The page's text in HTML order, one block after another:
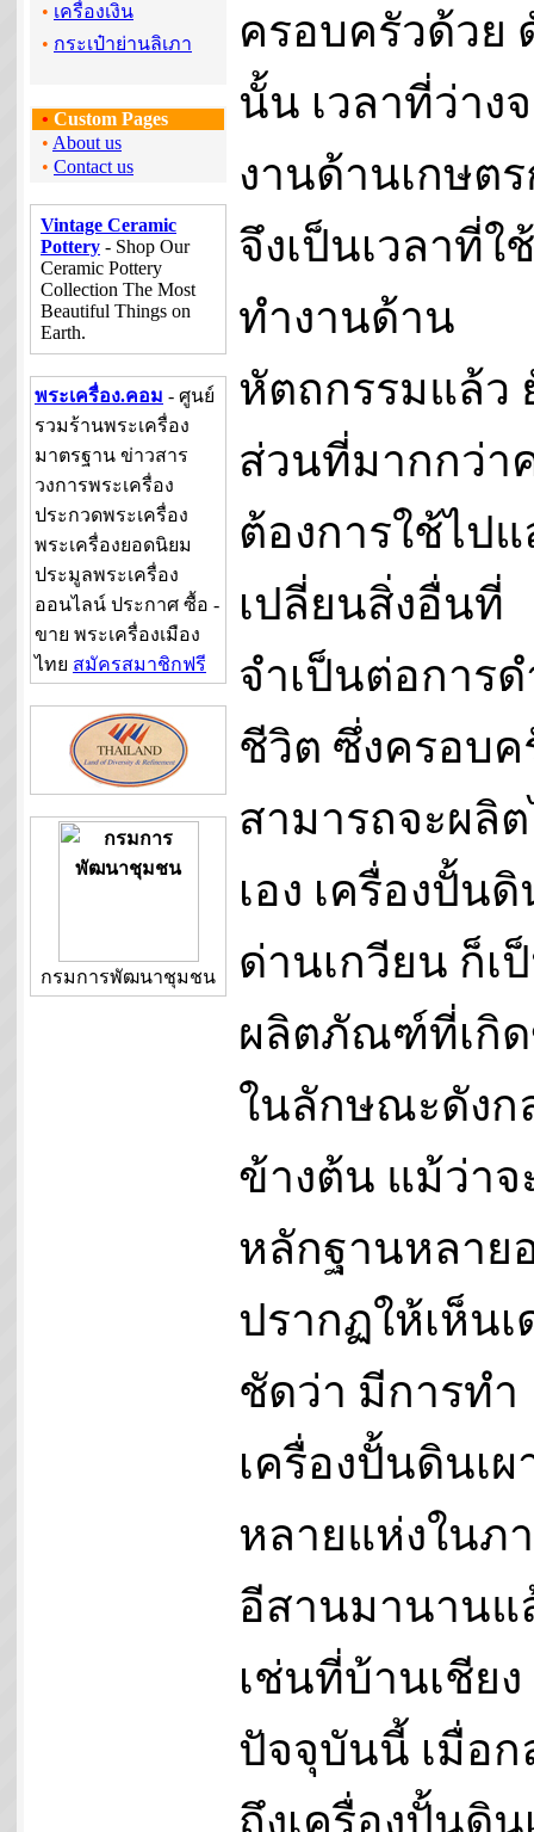
• เครื่องเงิน
• กระเป๋าย่านลิเภา
• Custom Pages
• About us
• Contact us
Vintage Ceramic
Pottery - Shop Our
Ceramic Pottery
Collection The Most
Beautiful Things on
Earth.
พระเครื่อง.คอม - ศูนย์
รวมร้านพระเครื่อง
มาตรฐาน ข่าวสาร
วงการพระเครื่อง
ประกวดพระเครื่อง
พระเครื่องยอดนิยม
ประมูลพระเครื่อง
ออนไลน์ ประกาศ ซื้อ -
ขาย พระเครื่องเมือง
ไทย สมัครสมาชิกฟรี
กรมการพัฒนาชุมชน
ครอบครัวด้วย
นั้น เวลาที่ว่าง
งานด้านเกษต
จึงเป็นเวลาที่ใช้
ทำงานด้าน
หัตถกรรมแล้ว
ส่วนที่มากกว่า
ต้องการใช้ไป
เปลี่ยนสิ่งอื่นที่
จำเป็นต่อการด
ชีวิต ซึ่งครอบค
สามารถจะผลิ
เอง เครื่องปั้นดิ
ด่านเกวียน ก็เ
ผลิตภัณฑ์ที่เกิ
ในลักษณะดังก
ข้างต้น แม้ว่าจ
หลักฐานหลาย
ปรากฏให้เห็นเ
ชัดว่า มีการทำ
เครื่องปั้นดินเผ
หลายแห่งในภ
อีสานมานานแ
เช่นที่บ้านเชีย
ปัจจุบันนี้ เมื่อก
ถึงเครื่องปั้นดิน